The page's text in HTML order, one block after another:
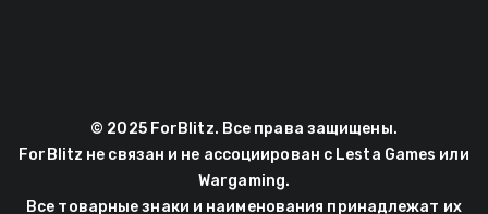
© 2025 ForBlitz. Все права защищены.
ForBlitz не связан и не ассоциирован с Lesta Games или
Wargaming.
Все товарные знаки и наименования принадлежат их